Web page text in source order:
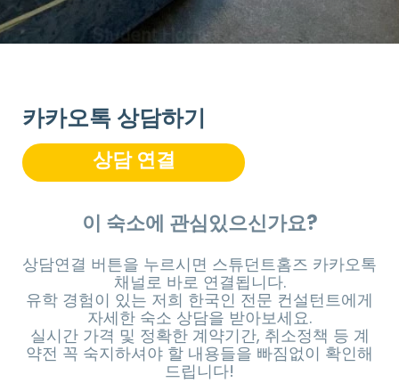
카카오톡 상담하기
상담 연결
이 숙소에 관심있으신가요?
상담연결 버튼을 누르시면 스튜던트홈즈 카카오톡
채널로 바로 연결됩니다.
유학 경험이 있는 저희 한국인 전문 컨설턴트에게
자세한 숙소 상담을 받아보세요.
실시간 가격 및 정확한 계약기간, 취소정책 등 계
약전 꼭 숙지하셔야 할 내용들을 빠짐없이 확인해
드립니다!